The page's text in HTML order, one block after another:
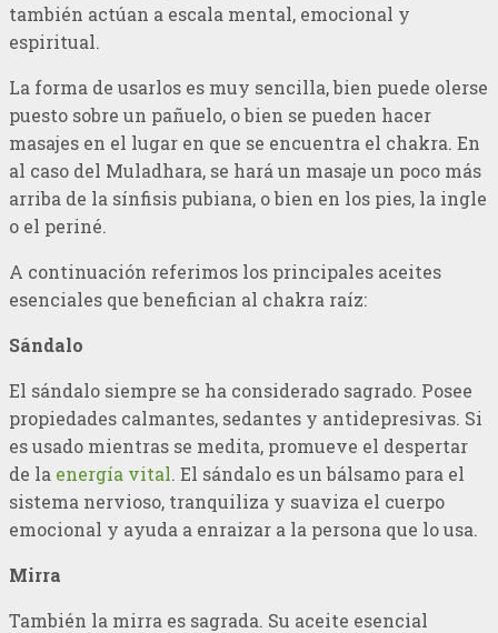
también actúan a escala mental, emocional y
espiritual.
La forma de usarlos es muy sencilla, bien puede olerse
puesto sobre un pañuelo, o bien se pueden hacer
masajes en el lugar en que se encuentra el chakra. En
al caso del Muladhara, se hará un masaje un poco más
arriba de la sínfisis pubiana, o bien en los pies, la ingle
o el periné.
A continuación referimos los principales aceites
esenciales que benefician al chakra raíz:
Sándalo
El sándalo siempre se ha considerado sagrado. Posee
propiedades calmantes, sedantes y antidepresivas. Si
es usado mientras se medita, promueve el despertar
de la energía vital. El sándalo es un bálsamo para el
sistema nervioso, tranquiliza y suaviza el cuerpo
emocional y ayuda a enraizar a la persona que lo usa.
Mirra
También la mirra es sagrada. Su aceite esencial